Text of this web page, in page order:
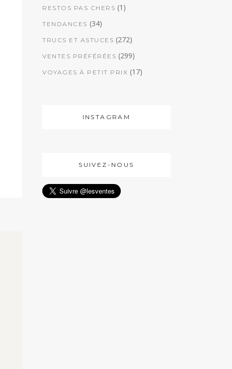
RESTOS PAS CHERS (1)
TENDANCES (34)
TRUCS ET ASTUCES (272)
VENTES PRÉFÉRÉES (299)
VOYAGES À PETIT PRIX (17)
INSTAGRAM
SUIVEZ-NOUS